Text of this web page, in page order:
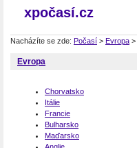
xpočasí.cz
Nacházíte se zde: Počasí > Evropa >
Evropa
Chorvatsko
Itálie
Francie
Bulharsko
Maďarsko